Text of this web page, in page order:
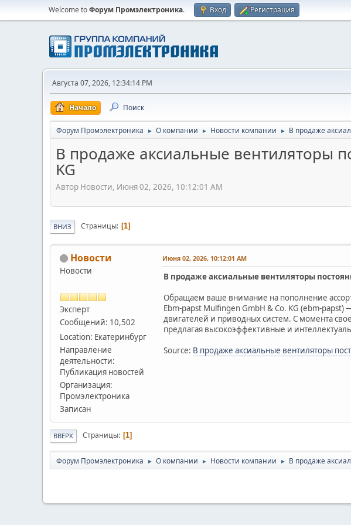
Welcome toФорум Промэлектроника. Вход Регистрация
Августа 07, 2026, 12:34:14 PM
Начало Поиск
Форум Промэлектроника ► О компании ► Новости компании ► В продаже
В продаже аксиальные вентиляторы
KG
Автор Новости, Июня 02, 2026, 10:12:01 AM
ВНИЗ Страницы 1
Новости
Новости
Эксперт
Сообщений: 10,502
Location: Екатеринбург
Направление
деятельности:
Публикация новостей
Организация:
Промэлектроника
Записан
Июня 02, 2026, 10:12:01 AM
В продаже аксиальные вентиляторы
Обращаем ваше внимание на пополнение
Ebm-papst Mulfingen GmbH & Co. KG (ebm-
двигателей и приводных систем. С момента
предлагая высокоэффективные и
Source: В продаже аксиальные вентиляторы
ВВЕРХ Страницы 1
Форум Промэлектроника ► О компании ► Новости компании ► В продаже